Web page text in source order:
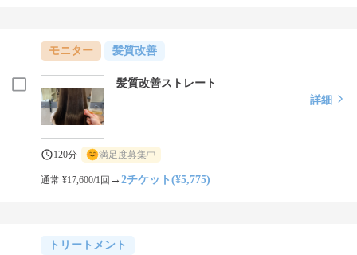
モニター 髪質改善
髪質改善ストレート
詳細
120分 満足度募集中
通常 ¥17,600/1回 →2チケット(¥5,775)
トリートメント